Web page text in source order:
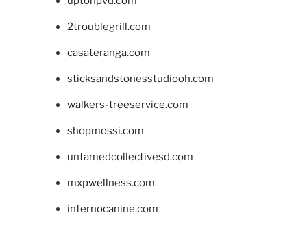
2troublegrill.com
casateranga.com
sticksandstonesstudiooh.com
walkers-treeservice.com
shopmossi.com
untamedcollectivesd.com
mxpwellness.com
infernocanine.com